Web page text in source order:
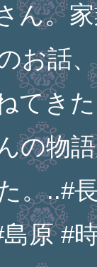
ん。
お話
てき
の物
。..#
原 #